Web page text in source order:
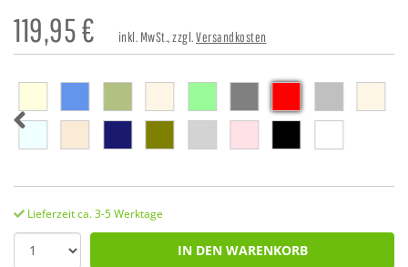
119,95€ inkl. MwSt., zzgl.Versandkosten
Lieferzeit ca. 3-5 Werktage
IN DEN WARENKORB